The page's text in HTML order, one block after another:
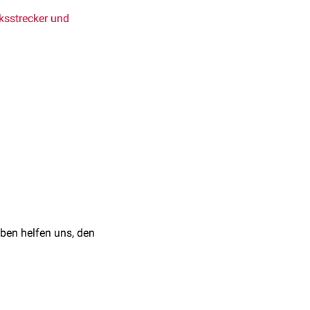
und
des
desNervus
helfen uns, den